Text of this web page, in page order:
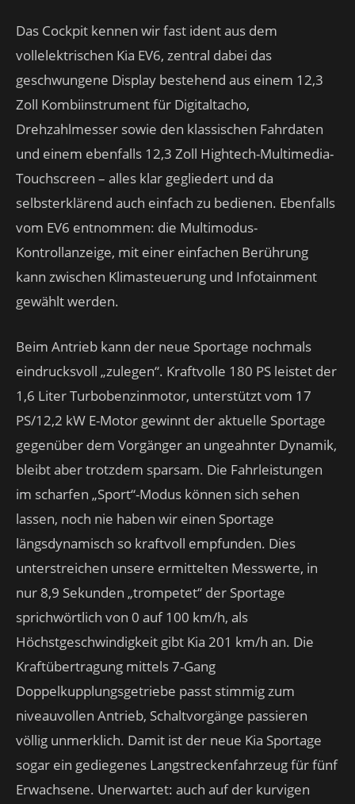
Das Cockpit kennen wir fast ident aus dem
vollelektrischen Kia EV6, zentral dabei das
geschwungene Display bestehend aus einem 12,3
Zoll Kombiinstrument für Digitaltacho,
Drehzahlmesser sowie den klassischen Fahrdaten
und einem ebenfalls 12,3 Zoll Hightech-Multimedia-
Touchscreen – alles klar gegliedert und da
selbsterklärend auch einfach zu bedienen. Ebenfalls
vom EV6 entnommen: die Multimodus-
Kontrollanzeige, mit einer einfachen Berührung
kann zwischen Klimasteuerung und Infotainment
gewählt werden.
Beim Antrieb kann der neue Sportage nochmals
eindrucksvoll „zulegen“. Kraftvolle 180 PS leistet der
1,6 Liter Turbobenzinmotor, unterstützt vom 17
PS/12,2 kW E-Motor gewinnt der aktuelle Sportage
gegenüber dem Vorgänger an ungeahnter Dynamik,
bleibt aber trotzdem sparsam. Die Fahrleistungen
im scharfen „Sport“-Modus können sich sehen
lassen, noch nie haben wir einen Sportage
längsdynamisch so kraftvoll empfunden. Dies
unterstreichen unsere ermittelten Messwerte, in
nur 8,9 Sekunden „trompetet“ der Sportage
sprichwörtlich von 0 auf 100 km/h, als
Höchstgeschwindigkeit gibt Kia 201 km/h an. Die
Kraftübertragung mittels 7-Gang
Doppelkupplungsgetriebe passt stimmig zum
niveauvollen Antrieb, Schaltvorgänge passieren
völlig unmerklich. Damit ist der neue Kia Sportage
sogar ein gediegenes Langstreckenfahrzeug für fünf
Erwachsene. Unerwartet: auch auf der kurvigen